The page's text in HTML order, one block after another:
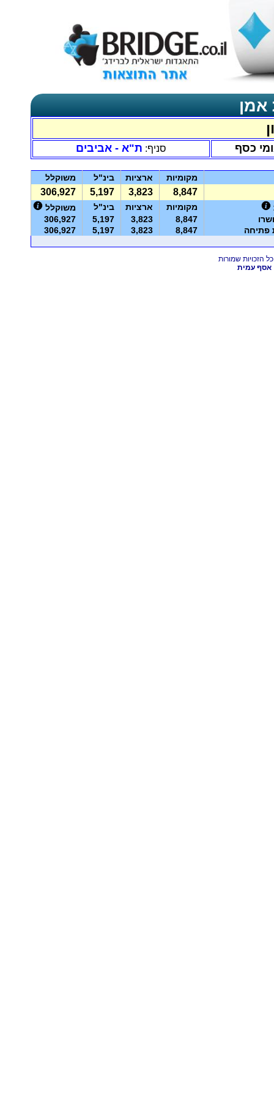
אמן
כסף סניף: ת"א - אביבים
מקומיות ארציות בינ"ל משוקלל
8,847
3,823
5,197
306,927
מקומיות ארציות בינ"ל
משוקלל
8,847
3,823
5,197
306,927
פתיחה
8,847
3,823
5,197
306,927
אסף עמית